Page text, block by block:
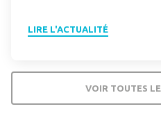
LIRE L'ACTUALITÉ
VOIR TOUTES